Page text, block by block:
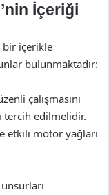
İçeriği
bir içerikle
bulunmaktadır:
çalışmasını
tercih edilmelidir.
etkili motor yağları